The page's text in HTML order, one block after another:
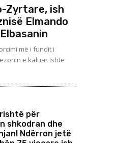
Zyrtare, ish
Elmando
më i fundit i
e kaluar ishte
për
shkodran dhe
Ndërron jetë